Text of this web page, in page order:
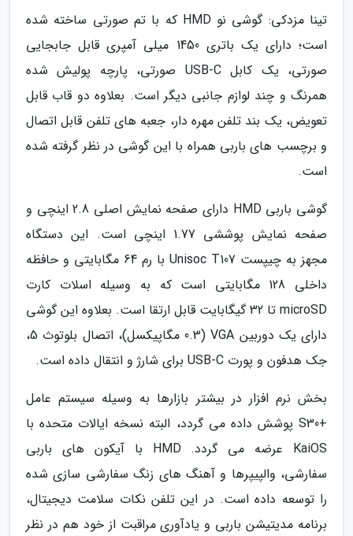
تینا مزدکی: گوشی نو HMD که با تم صورتی ساخته شده
است؛ دارای یک باتری 1450 میلی آمپری قابل جابجایی
صورتی، یک کابل USB-C صورتی، پارچه پولیش شده
همرنگ و چند لوازم جانبی دیگر است. بعلاوه دو قاب قابل
تعویض، یک بند تلفن مهره دار، جعبه های تلفن قابل اتصال
و برچسب های باربی همراه با این گوشی در نظر گرفته شده
است.
گوشی باربی HMD دارای صفحه نمایش اصلی 2.8 اینچی و
صفحه نمایش پوششی 1.77 اینچی است. این دستگاه
مجهز به چیپست Unisoc T107 با رم 64 مگابایتی و حافظه
داخلی 128 مگابایتی است که به وسیله اسلات کارت
microSD تا 32 گیگابایت قابل ارتقا است. بعلاوه این گوشی
دارای یک دوربین VGA (0.3 مگاپیکسل)، اتصال بلوتوث 5،
جک هدفون و پورت USB-C برای شارژ و انتقال داده است.
بخش نرم افزار در بیشتر بازارها به وسیله سیستم عامل
+S30 پوشش داده می گردد، البته نسخه ایالات متحده با
KaiOS عرضه می گردد. HMD با آیکون های باربی
سفارشی، والپیپرها و آهنگ های زنگ سفارشی سازی شده
را توسعه داده است. در این تلفن نکات سلامت دیجیتال،
برنامه مدیتیشن باربی و یادآوری مراقبت از خود هم در نظر